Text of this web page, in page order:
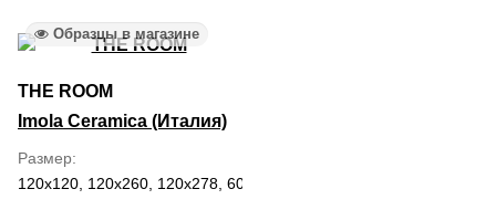
Образцы в магазине
THE ROOM
Imola Ceramica (Италия)
Размер
120x120, 120x260, 120x278, 60x120, 60x60